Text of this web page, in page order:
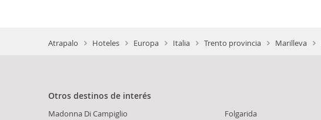
Atrapalo Hoteles Europa Italia Trento provincia Marilleva
Otros destinos de interés
Madonna Di Campiglio
Folgarida